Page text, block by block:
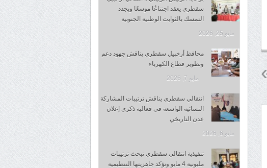
سقطرى يعقد اجتناعُا موسعًا ويجدد
التمسك بالثوابت الوطنية الجنوبية
مايو 25, 2026
محافظ أرخبيل سقطرى يناقش جهود دعم
وتطوير قطاع الكهرباء
مايو 7, 2026
انتقالي سقطرى يناقش ترتيبات المشاركة
النسائية الواسعة في فعالية ذكرى إعلان
عدن التاريخي
مايو 6, 2026
تنفيذية انتقالي سقطرى تبحث ترتيبات
مليونية 4 مايو وتؤكد جاهزيتها التنظيمية